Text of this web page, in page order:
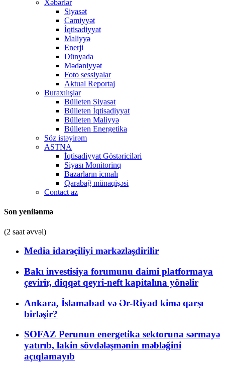
Xəbərlər
Siyasət
Cəmiyyət
İqtisadiyyat
Maliyyə
Enerji
Dünyada
Mədəniyyət
Foto sessiyalar
Aktual Reportaj
Buraxılışlar
Bülleten Siyasət
Bülleten İqtisadiyyat
Bülleten Maliyyə
Bülleten Energetika
Söz istəyirəm
ASTNA
İqtisadiyyat Göstəriciləri
Siyası Monitorinq
Bazarların icmalı
Qarabağ münaqişəsi
Contact az
Son yenilənmə
(2 saat əvvəl)
Media idarəçiliyi mərkəzləşdirilir
Bakı investisiya forumunu daimi platformaya
çevirir, diqqət qeyri-neft kapitalına yönəlir
Ankara, İslamabad və Ər-Riyad kimə qarşı
birləşir?
SOFAZ Perunun energetika sektoruna sərmayə
yatırıb, lakin sövdələşmənin məbləğini
açıqlamayıb